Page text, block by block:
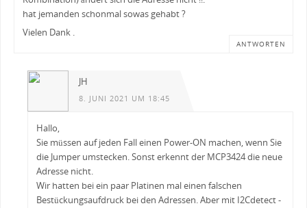
hat jemanden schonmal sowas gehabt ?
Vielen Dank .
ANTWORTEN
JH
8. JUNI 2021 UM 18:45
Hallo,
Sie müssen auf jeden Fall einen Power-ON machen, wenn Sie
die Jumper umstecken. Sonst erkennt der MCP3424 die neue
Adresse nicht.
Wir hatten bei ein paar Platinen mal einen falschen
Bestückungsaufdruck bei den Adressen. Aber mit I2Cdetect -